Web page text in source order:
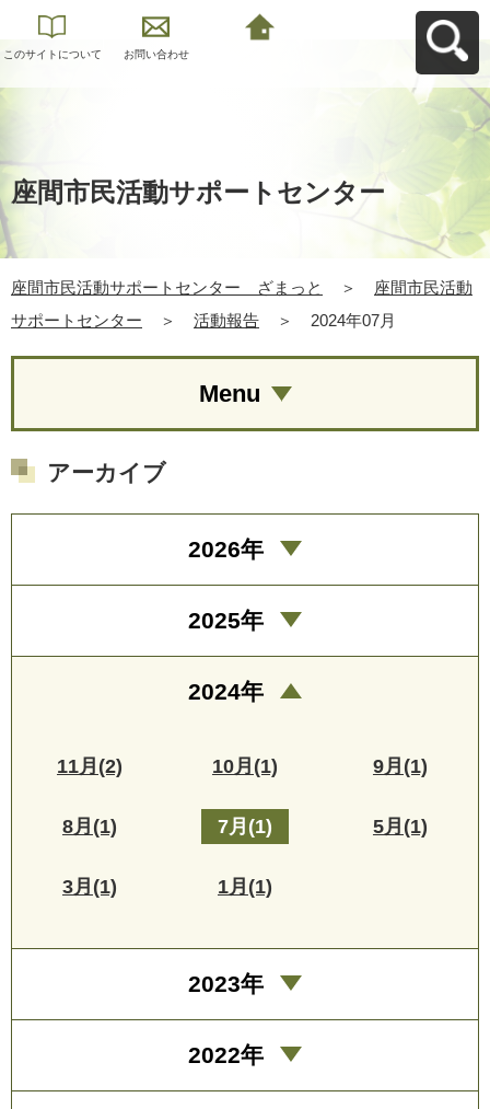
このサイトについて お問い合わせ
座間市民活動サポートセンター
座間市民活動サポートセンター ざまっと ＞
座間市民活動
サポートセンター
＞ 活動報告 ＞ 2024年07月
Menu
アーカイブ
2026年
2025年
2024年
11月(2) 10月(1) 9月(1)
8月(1) 7月(1) 5月(1)
3月(1) 1月(1)
2023年
2022年